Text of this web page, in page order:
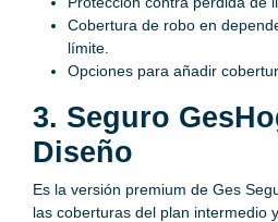
Cobertura de robo en
límite.
Opciones para añadir
3. Seguro
Diseño
Es la versión premium de Ges
las coberturas del plan intermedio